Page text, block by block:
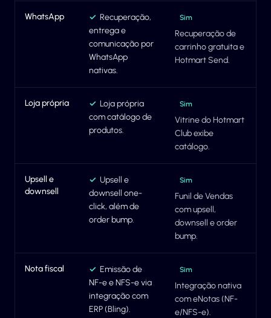
WhatsApp ✓ Recuperação,
entrega e
comunicação por
WhatsApp
nativas.
Sim
Recuperação de
carrinho gratuita e
Hotmart Send.
Loja própria ✓ Loja própria
com catálogo de
produtos.
Sim
Vitrine do Hotmart
Club exibe
catálogo.
Upsell e
downsell
✓ Upsell e
downsell one-
click, além de
order bump.
Sim
Funil de Vendas
com upsell,
downsell e order
bump.
Nota fiscal ✓ Emissão de
NF-e e NFS-e via
integração com
ERP (Bling).
Sim
Integração nativa
com eNotas (NF-
e/NFS-e).